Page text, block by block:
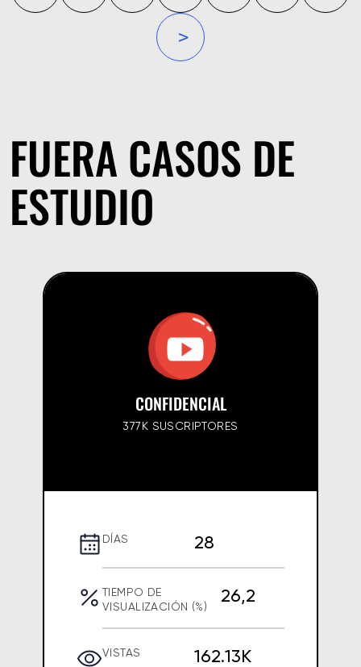
FUERA CASOS DE
ESTUDIO
CONFIDENCIAL
377K SUSCRIPTORES
DÍAS 28
TIEMPO DE
VISUALIZACIÓN (%)
26,2
VISTAS 162.13K